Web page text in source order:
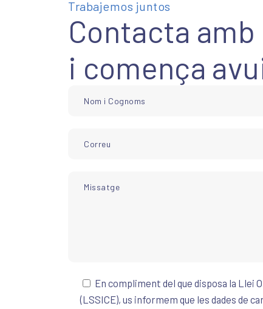
Trabajemos juntos
Contacta
i comença
En compliment del que disposa la Llei
(LSSICE), us informem que les dades de